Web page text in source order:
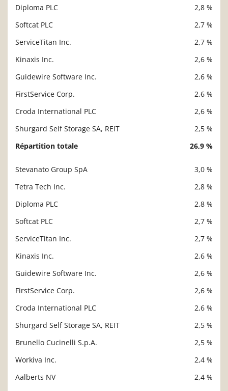
Diploma PLC
2,8 %
Softcat PLC
2,7 %
ServiceTitan Inc.
2,7 %
Kinaxis Inc.
2,6 %
Guidewire Software Inc.
2,6 %
FirstService Corp.
2,6 %
Croda International PLC
2,6 %
Shurgard Self Storage SA, REIT
2,5 %
Répartition totale
26,9 %
Stevanato Group SpA
3,0 %
Tetra Tech Inc.
2,8 %
Diploma PLC
2,8 %
Softcat PLC
2,7 %
ServiceTitan Inc.
2,7 %
Kinaxis Inc.
2,6 %
Guidewire Software Inc.
2,6 %
FirstService Corp.
2,6 %
Croda International PLC
2,6 %
Shurgard Self Storage SA, REIT
2,5 %
Brunello Cucinelli S.p.A.
2,5 %
Workiva Inc.
2,4 %
Aalberts NV
2,4 %